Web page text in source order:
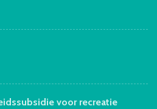
voor recreatie